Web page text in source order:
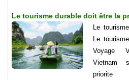
Le tourisme durable doit être la
Le
Le
Voyage
Vietnam
priorite